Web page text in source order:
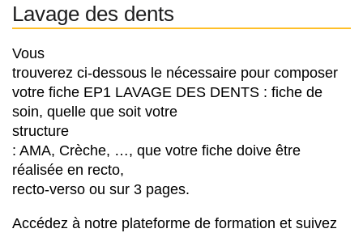
Lavage des dents
Vous
trouverez ci-dessous le nécessaire pour composer
votre fiche EP1 LAVAGE DES DENTS : fiche de
soin, quelle que soit votre
structure
: AMA, Crèche, …, que votre fiche doive être
réalisée en recto,
recto-verso ou sur 3 pages.
Accédez à notre plateforme de formation et suivez